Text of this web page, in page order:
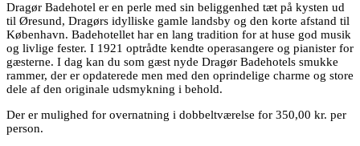
Dragør Badehotel er en perle med sin beliggenhed tæt på kysten ud
til Øresund, Dragørs idylliske gamle landsby og den korte afstand til
København. Badehotellet har en lang tradition for at huse god musik
og livlige fester. I 1921 optrådte kendte operasangere og pianister for
gæsterne. I dag kan du som gæst nyde Dragør Badehotels smukke
rammer, der er opdaterede men med den oprindelige charme og store
dele af den originale udsmykning i behold.
Der er mulighed for overnatning i dobbeltværelse for 350,00 kr. per
person.